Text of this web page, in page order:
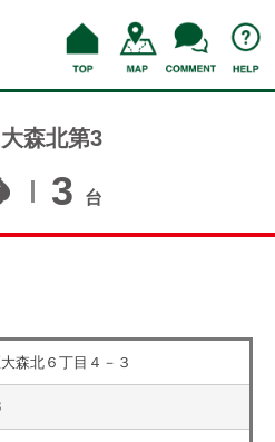
森北第3
3 台
森北６丁目４－３